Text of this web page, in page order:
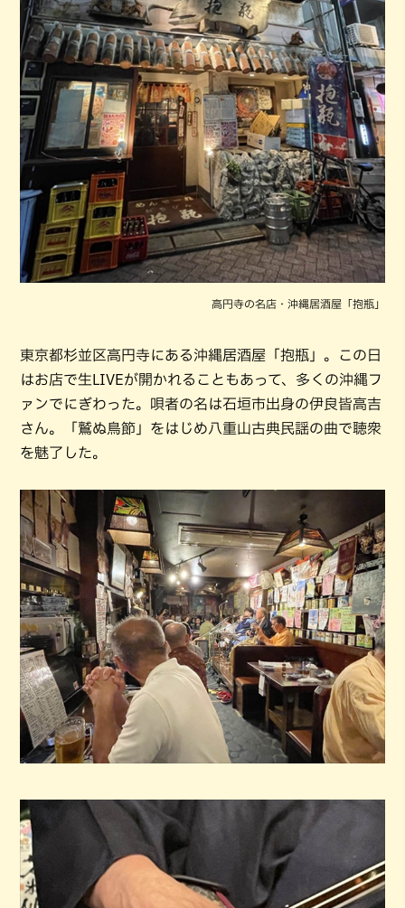
高円寺の名店・沖縄居酒屋「抱瓶」
東京都杉並区高円寺にある沖縄居酒屋「抱瓶」。この日
はお店で生LIVEが開かれることもあって、多くの沖縄フ
ァンでにぎわった。唄者の名は石垣市出身の伊良皆高吉
さん。「鷲ぬ鳥節」をはじめ八重山古典民謡の曲で聴衆
を魅了した。